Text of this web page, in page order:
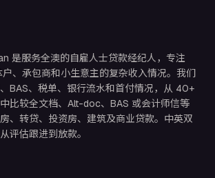
是服务全澳的自雇人士贷款经纪人，专注
、承包商和小生意主的复杂收入情况。我们
BAS、税单、银行流水和首付情况，从 40+
比较全文档、Alt-doc、BAS 或会计师信等
、转贷、投资房、建筑及商业贷款。中英双
评估跟进到放款。